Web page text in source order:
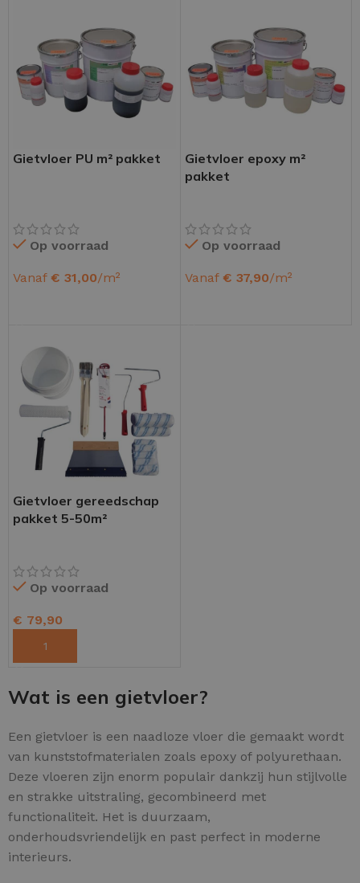
Gietvloer PU m² pakket
Op voorraad
Vanaf € 31,00/m²
Gietvloer epoxy m²
pakket
Op voorraad
Vanaf € 37,90/m²
Gietvloer gereedschap
pakket 5-50m²
Op voorraad
€ 79,90
Wat is een gietvloer?
Een gietvloer is een naadloze vloer die gemaakt wordt
van kunststofmaterialen zoals epoxy of polyurethaan.
Deze vloeren zijn enorm populair dankzij hun stijlvolle
en strakke uitstraling, gecombineerd met
functionaliteit. Het is duurzaam,
onderhoudsvriendelijk en past perfect in moderne
interieurs.